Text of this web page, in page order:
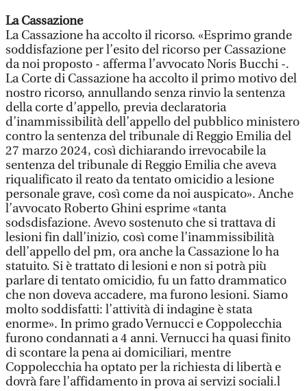
La Cassazione
La Cassazione ha accolto il ricorso. «Esprimo grande
soddisfazione per l’esito del ricorso per Cassazione
da noi proposto - afferma l’avvocato Noris Bucchi -.
La Corte di Cassazione ha accolto il primo motivo del
nostro ricorso, annullando senza rinvio la sentenza
della corte d’appello, previa declaratoria
d’inammissibilità dell’appello del pubblico ministero
contro la sentenza del tribunale di Reggio Emilia del
27 marzo 2024, così dichiarando irrevocabile la
sentenza del tribunale di Reggio Emilia che aveva
riqualificato il reato da tentato omicidio a lesione
personale grave, così come da noi auspicato». Anche
l’avvocato Roberto Ghini esprime «tanta
sodsdisfazione. Avevo sostenuto che si trattava di
lesioni fin dall’inizio, così come l’inammissibilità
dell’appello del pm, ora anche la Cassazione lo ha
statuito. Si è trattato di lesioni e non si potrà più
parlare di tentato omicidio, fu un fatto drammatico
che non doveva accadere, ma furono lesioni. Siamo
molto soddisfatti: l’attività di indagine è stata
enorme». In primo grado Vernucci e Coppolecchia
furono condannati a 4 anni. Vernucci ha quasi finito
di scontare la pena ai domiciliari, mentre
Coppolecchia ha optato per la richiesta di libertà e
dovrà fare l’affidamento in prova ai servizi sociali.l